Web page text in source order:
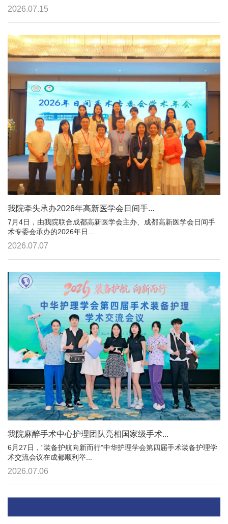
2026.07.15
我院牵头承办2026年高新医学会日间手...
7月4日，由我院联合成都高新医学会主办、成都高新医学会日间手
术专委会承办的2026年日...
2026.07.07
我院麻醉手术中心护理团队亮相国家级手术...
6月27日，“装备护航向新而行”中华护理学会第四届手术装备护理学
术交流会议在成都顺利举...
2026.07.06